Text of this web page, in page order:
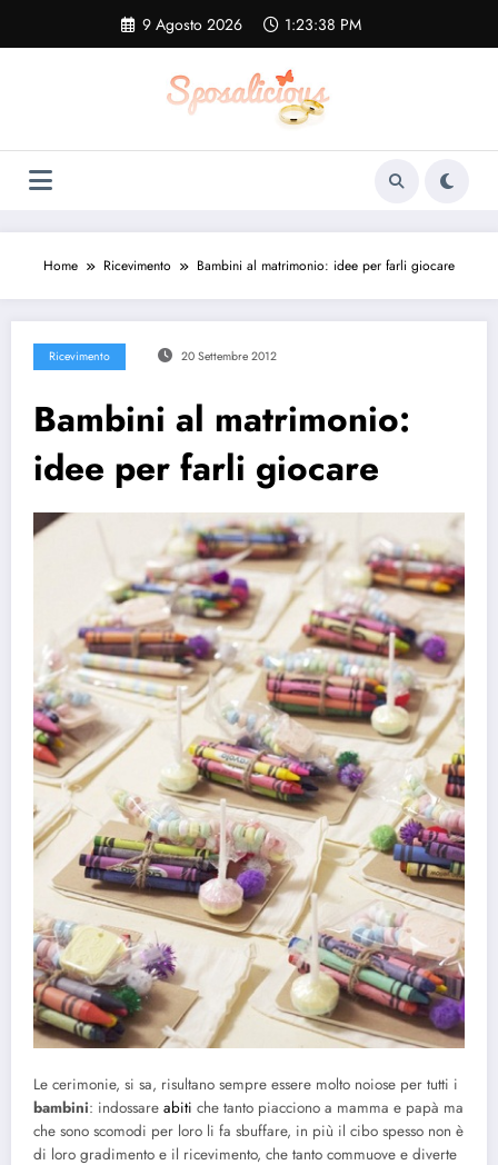
contenuto
9 Agosto 2026 1:23:38 PM
Home Ricevimento Bambini al matrimonio: idee per farli giocare
Ricevimento 20 Settembre 2012
Bambini al matrimonio:
idee per farli giocare
Le cerimonie, si sa, risultano sempre essere molto noiose per tutti i
bambini: indossare abiti che tanto piacciono a mamma e papà ma
che sono scomodi per loro li fa sbuffare, in più il cibo spesso non è
di loro gradimento e il ricevimento, che tanto commuove e diverte